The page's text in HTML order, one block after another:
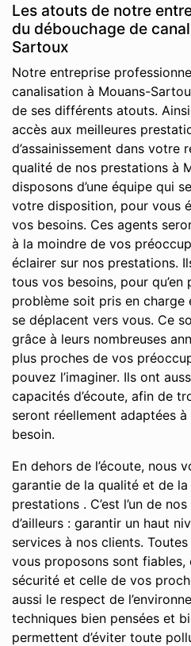
Les atouts de notre
du débouchage de
Sartoux
Notre entreprise
canalisation à Mouans-
de ses différents atouts.
accès aux meilleures
d’assainissement dans votre
qualité de nos prestations à
disposons d’une équipe qui
votre disposition, pour vous
vos besoins. Ces agents
à la moindre de vos
éclairer sur nos prestations.
tous vos besoins, pour
problème soit pris en charge
se déplacent vers vous. Ce
grâce à leurs nombreuses
plus proches de vos
pouvez l’imaginer. Ils ont
capacités d’écoute, afin de
seront réellement adaptées
besoin.
En dehors de l’écoute, nous
garantie de la qualité et de
prestations . C’est l’un de
d’ailleurs : garantir un haut
services à nos clients.
vous proposons sont
sécurité et celle de vos
aussi le respect de
techniques bien pensées et
permettent d’éviter toute